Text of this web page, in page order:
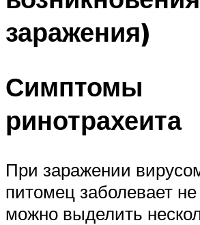
заражения)
Симптомы
ринотрахеита
При заражении
питомец заболевает не
можно выделить